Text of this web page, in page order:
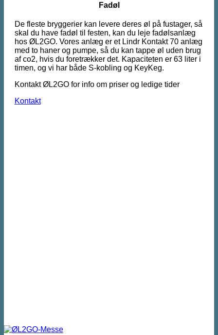
Fadøl
De fleste bryggerier kan levere deres øl på fustager, så
skal du have fadøl til festen, kan du leje fadølsanlæg
hos ØL2GO. Vores anlæg er et Lindr Kontakt 70 anlæg
med to haner og pumpe, så du kan tappe øl uden brug
af co2, hvis du foretrækker det. Kapaciteten er 63 liter i
timen, og vi har både S-kobling og KeyKeg.
Kontakt ØL2GO for info om priser og ledige tider
Kontakt